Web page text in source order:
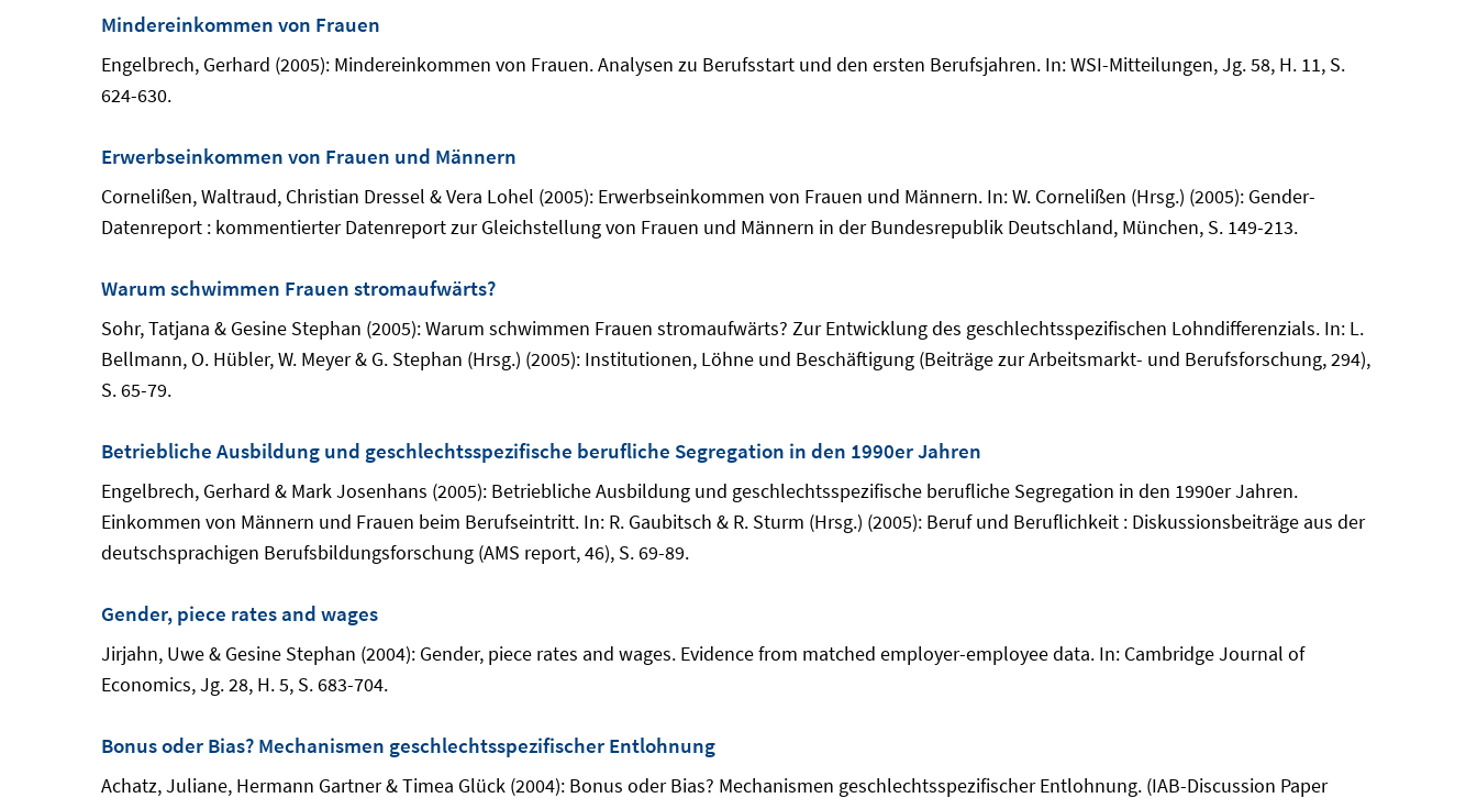
Mindereinkommen von Frauen
Engelbrech, Gerhard (2005): Mindereinkommen von Frauen. Analysen zu Berufsstart und den ersten Berufsjahren. In: WSI-Mitteilungen, Jg. 58, H. 11, S.
624-630.
Erwerbseinkommen von Frauen und Männern
Cornelißen, Waltraud, Christian Dressel & Vera Lohel (2005): Erwerbseinkommen von Frauen und Männern. In: W. Cornelißen (Hrsg.) (2005): Gender-
Datenreport : kommentierter Datenreport zur Gleichstellung von Frauen und Männern in der Bundesrepublik Deutschland, München, S. 149-213.
Warum schwimmen Frauen stromaufwärts?
Sohr, Tatjana & Gesine Stephan (2005): Warum schwimmen Frauen stromaufwärts? Zur Entwicklung des geschlechtsspezifischen Lohndifferenzials. In: L.
Bellmann, O. Hübler, W. Meyer & G. Stephan (Hrsg.) (2005): Institutionen, Löhne und Beschäftigung (Beiträge zur Arbeitsmarkt- und Berufsforschung, 294),
S. 65-79.
Betriebliche Ausbildung und geschlechtsspezifische berufliche Segregation in den 1990er Jahren
Engelbrech, Gerhard & Mark Josenhans (2005): Betriebliche Ausbildung und geschlechtsspezifische berufliche Segregation in den 1990er Jahren.
Einkommen von Männern und Frauen beim Berufseintritt. In: R. Gaubitsch & R. Sturm (Hrsg.) (2005): Beruf und Beruflichkeit : Diskussionsbeiträge aus der
deutschsprachigen Berufsbildungsforschung (AMS report, 46), S. 69-89.
Gender, piece rates and wages
Jirjahn, Uwe & Gesine Stephan (2004): Gender, piece rates and wages. Evidence from matched employer-employee data. In: Cambridge Journal of
Economics, Jg. 28, H. 5, S. 683-704.
Bonus oder Bias? Mechanismen geschlechtsspezifischer Entlohnung
Achatz, Juliane, Hermann Gartner & Timea Glück (2004): Bonus oder Bias? Mechanismen geschlechtsspezifischer Entlohnung. (IAB-Discussion Paper